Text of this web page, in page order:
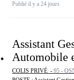
Publié il y a 24 jours
Assistant
Automobile
COLIS PRIVÉ - 95 -